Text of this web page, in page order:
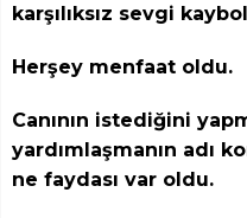
karşılıksız sevgi
Herşey menfaat oldu.
Canının istediğini
yardımlaşmanın adı
ne faydası var oldu.